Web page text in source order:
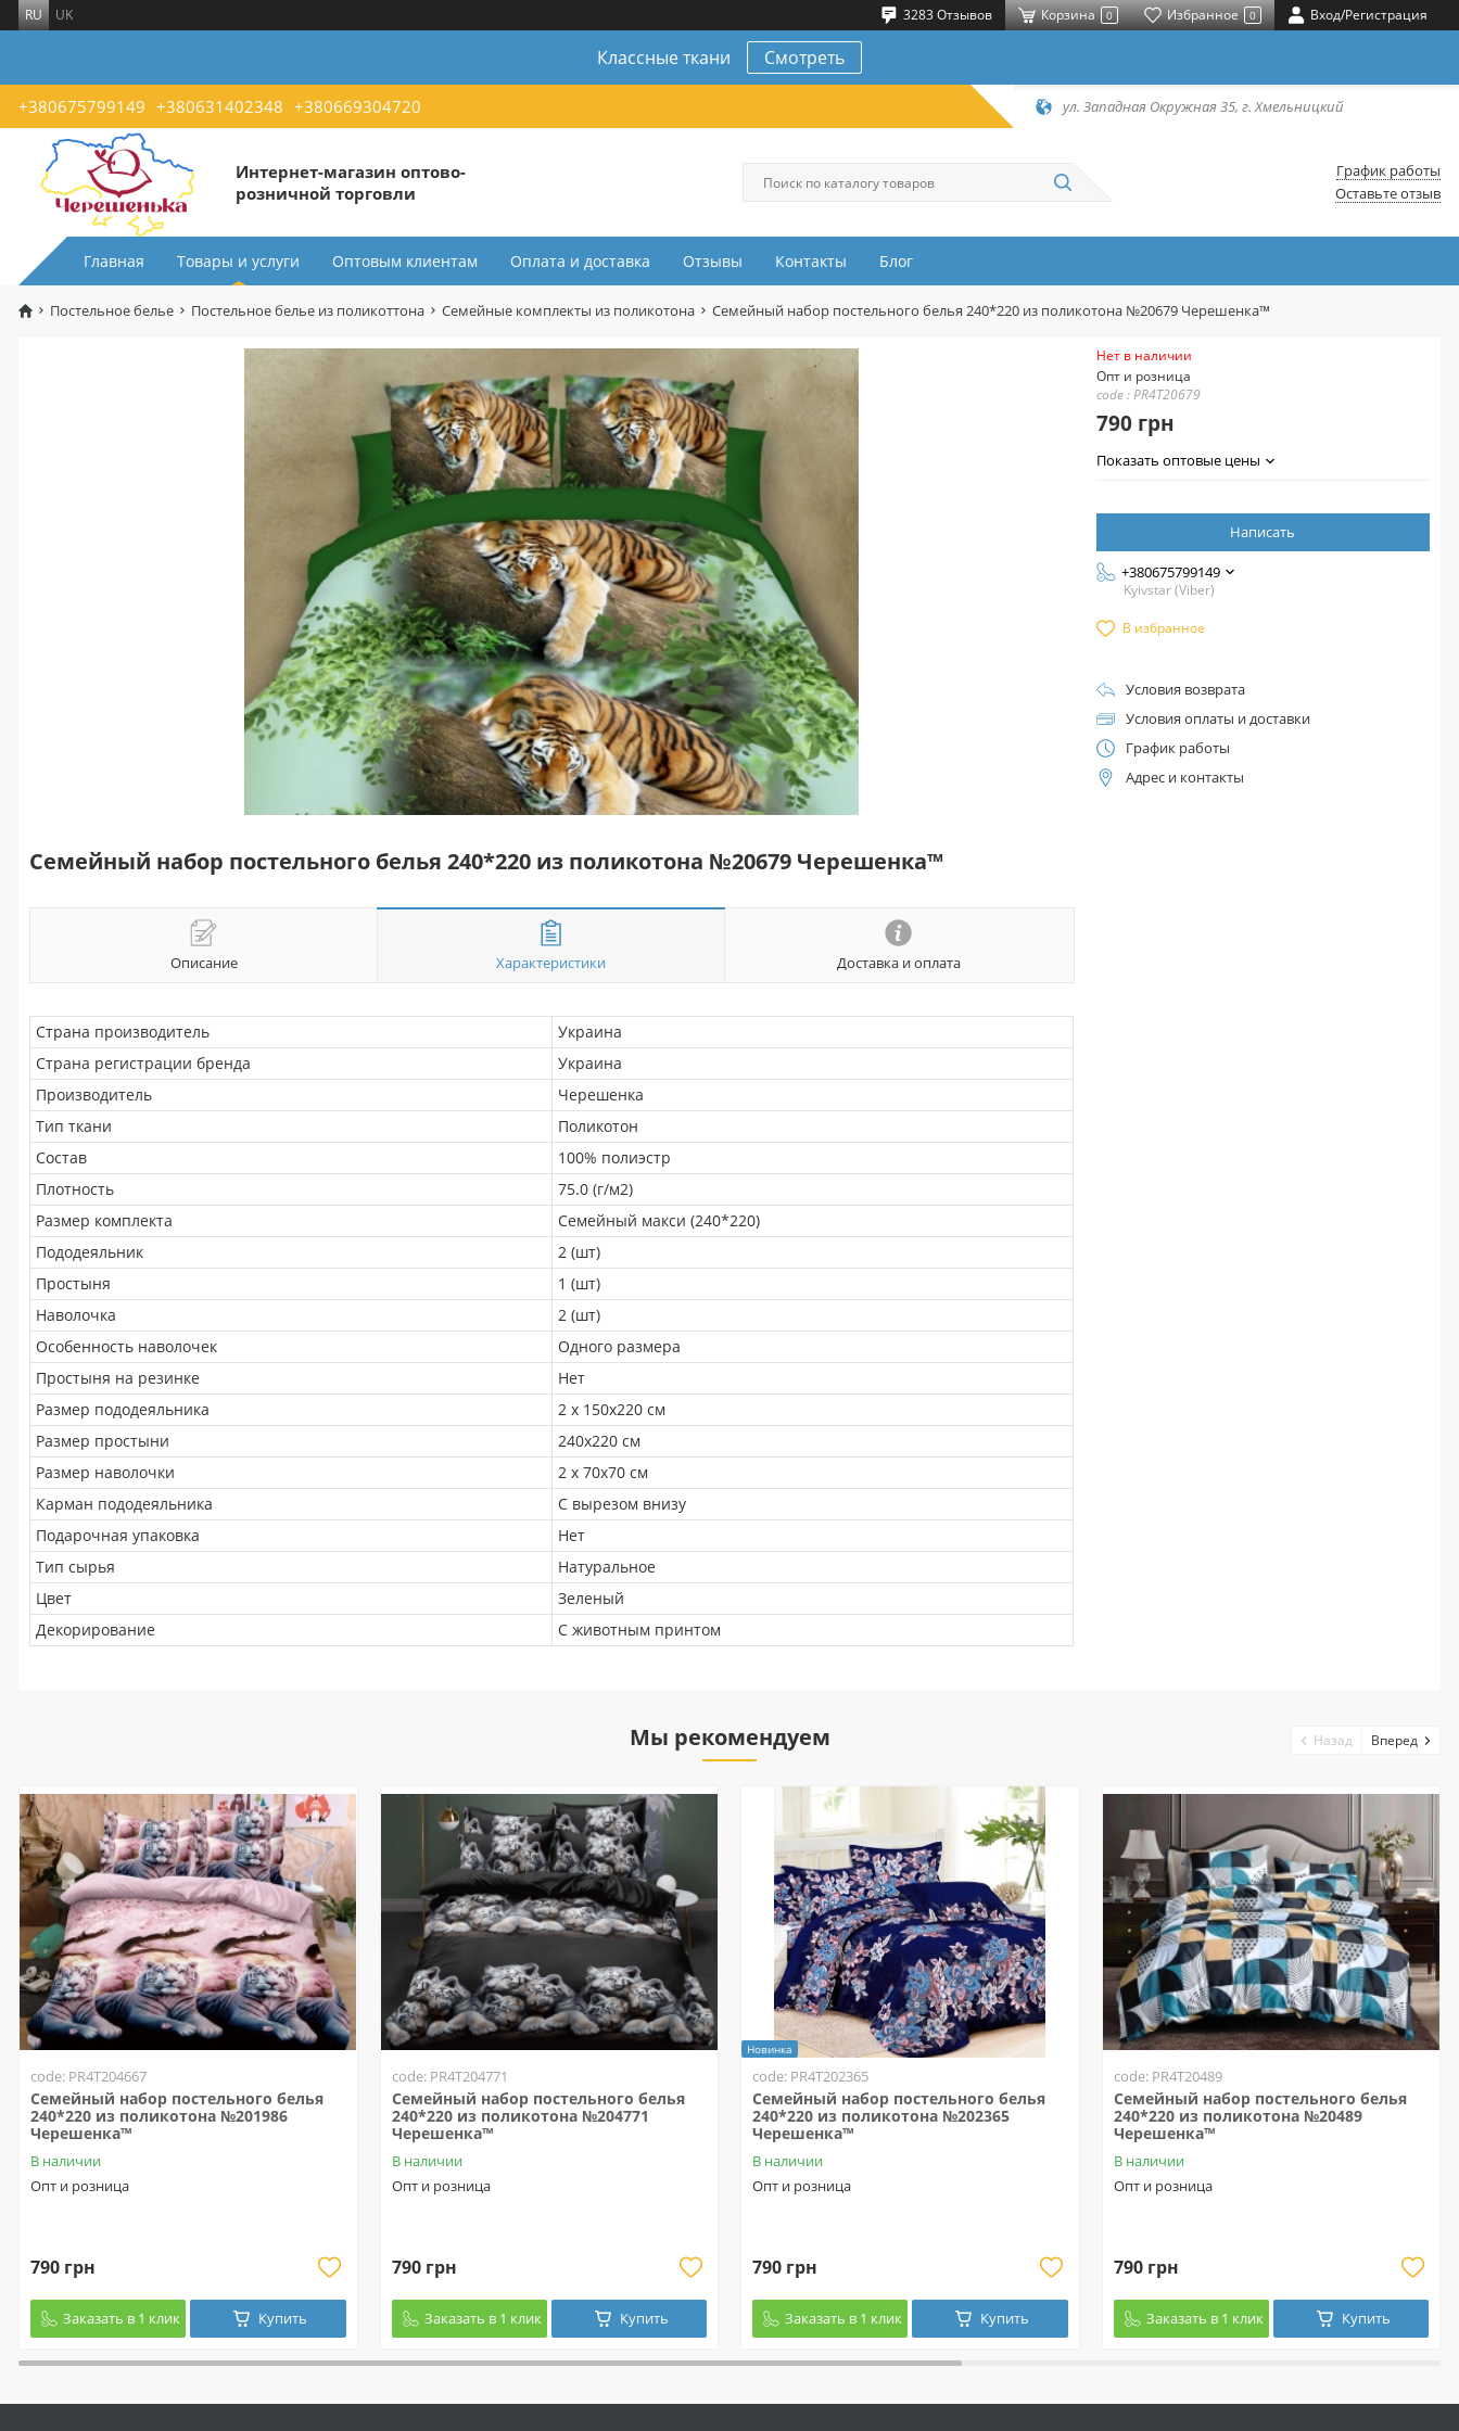
RU UK 3283 Отзывов Корзина 0 Избранное 0 Вход/Регистрация
Классные ткани Смотреть
+380675799149 +380631402348 +380669304720 ул. Западная Окружная 35, г. Хмельницкий
Интернет-магазин оптово-
розничной торговли
График работы
Оставьте отзыв
Главная Товары и услуги Оптовым клиентам Оплата и доставка Отзывы Контакты Блог
Постельное белье Постельное белье из поликоттона Семейные комплекты из поликотона Семейный набор постельного белья 240*220 из поликотона №20679 Черешенка™
Семейный набор постельного белья 240*220 из поликотона №20679 Черешенка™
Описание Характеристики Доставка и оплата
Страна производитель
Украина
Страна регистрации бренда
Украина
Производитель
Черешенка
Тип ткани
Поликотон
Состав
100% полиэстр
Плотность
75.0 (г/м2)
Размер комплекта
Семейный макси (240*220)
Пододеяльник
2 (шт)
Простыня
1 (шт)
Наволочка
2 (шт)
Особенность наволочек
Одного размера
Простыня на резинке
Нет
Размер пододеяльника
2 х 150х220 см
Размер простыни
240х220 см
Размер наволочки
2 х 70х70 см
Карман пододеяльника
С вырезом внизу
Подарочная упаковка
Нет
Тип сырья
Натуральное
Цвет
Зеленый
Декорирование
С животным принтом
Нет в наличии
Опт и розница
code : PR4T20679
790 грн
Показать оптовые цены
Написать
+380675799149
Kyivstar (Viber)
В избранное
Условия возврата
Условия оплаты и доставки
График работы
Адрес и контакты
Мы рекомендуем
code: PR4T204667
Семейный набор постельного белья
240*220 из поликотона №201986
Черешенка™
В наличии
Опт и розница
790 грн
Заказать в 1 клик Купить
code: PR4T204771
Семейный набор постельного белья
240*220 из поликотона №204771
Черешенка™
В наличии
Опт и розница
790 грн
Заказать в 1 клик Купить
Новинка
code: PR4T202365
Семейный набор постельного белья
240*220 из поликотона №202365
Черешенка™
В наличии
Опт и розница
790 грн
Заказать в 1 клик Купить
code: PR4T20489
Семейный набор постельного белья
240*220 из поликотона №20489
Черешенка™
В наличии
Опт и розница
790 грн
Заказать в 1 клик Купить
Назад Вперед